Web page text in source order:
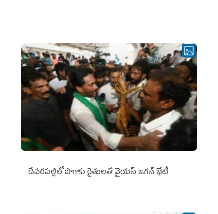
దేవరపల్లిలో పొగాకు రైతులతో వైయస్ జగన్ భేటీ